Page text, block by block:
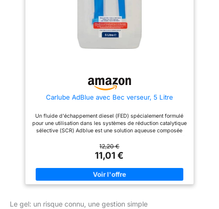
Carlube AdBlue avec Bec verseur, 5 Litre
Un fluide d'échappement diesel (FED) spécialement formulé
pour une utilisation dans les systèmes de réduction catalytique
sélective (SCR) Adblue est une solution aqueuse composée
versé dans le réservoir AdBlue et va agir en transformant les
oxydes d'azote nocifs en azote et vapeur d'eau contribuant
ainsi à la réduction de la pollution. Réduction de 5 % des coûts
de carburant et réduction des coûts d'entretien. Les normes
d'émissions sont fixées par l'Union européenne et d'autres
organismes de réglementation, l'AdBlue est requis pour les
de 5 litres, adapté à une large gamme de véhicules
12,20 €
11,01 €
Le gel: un risque connu, une gestion simple